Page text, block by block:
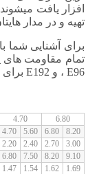
افزار یافت
تهیه و در مدار
برای آشنایی شما
، E96 و E192 برای شما آماده شده است !
6.80
4.70
8.20
6.80
5.60
4.70
3.00
2.70
2.40
2.20
9.10
8.20
7.50
6.80
1.69
1.62
1.54
1.47